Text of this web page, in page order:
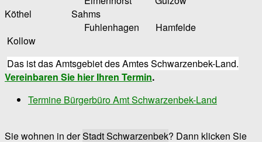
Köthel Sahms
Fuhlenhagen Hamfelde
Kollow
Das ist das Amtsgebiet des Amtes Schwarzenbek-Land.
Vereinbaren Sie hier Ihren Termin.
Termine Bürgerbüro Amt Schwarzenbek-Land
Sie wohnen in derStadt Schwarzenbek? Dann klicken Sie